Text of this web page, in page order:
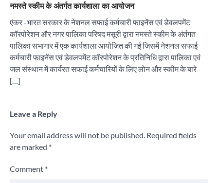
नमस्ते स्कीम के अंतर्गत कार्यशाला का आयोजन
एंकर -भारत सरकार के नेशनल सफाई कर्मचारी फाइनेंस एवं डेवलपमेंट
कॉरपोरेशन और नगर पालिका परिषद मसूरी द्वारा नमस्ते स्कीम के अंर्तगत
पालिका सभागार में एक कार्यशाला आयोजित की गई जिसमें नेशनल सफाई
कर्मचारी फाइनेंस एवं डेवलपमेंट कॉरपोरेशन के प्रतिनिधि द्वारा पालिका एवं
जल संस्थान में कार्यरत सफाई कर्मचारियों के लिए लोन और स्कीम के बारे
[…]
Leave a Reply
Your email address will not be published. Required fields
are marked *
Comment *